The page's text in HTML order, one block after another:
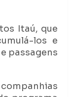
Itaú, que
los e
passagens